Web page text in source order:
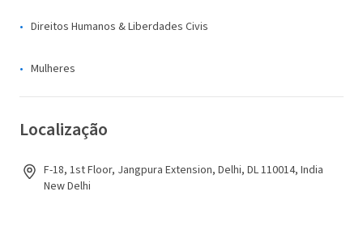
Direitos Humanos & Liberdades Civis
Mulheres
Localização
F-18, 1st Floor, Jangpura Extension, Delhi, DL 110014, India
New Delhi